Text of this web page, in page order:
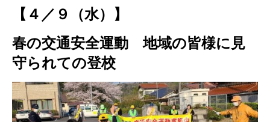
【４／９（水）】
春の交通安全運動 地域の皆様に見
守られての登校